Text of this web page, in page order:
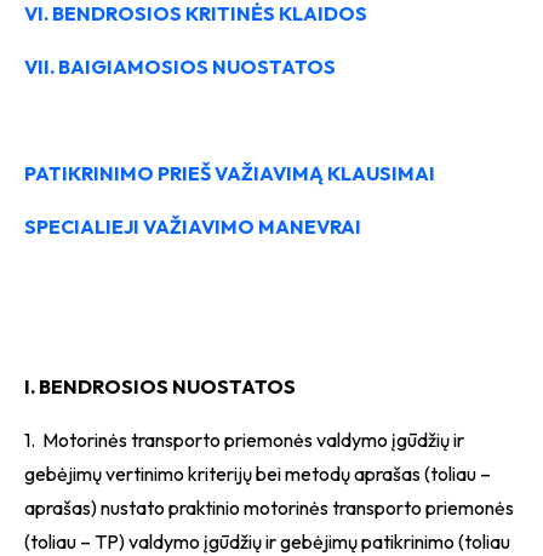
VI. BENDROSIOS KRITINĖS KLAIDOS
VII. BAIGIAMOSIOS NUOSTATOS
PATIKRINIMO PRIEŠ VAŽIAVIMĄ KLAUSIMAI
SPECIALIEJI VAŽIAVIMO MANEVRAI
I. BENDROSIOS NUOSTATOS
1. Motorinės transporto priemonės valdymo įgūdžių ir
gebėjimų vertinimo kriterijų bei metodų aprašas (toliau –
aprašas) nustato praktinio motorinės transporto priemonės
(toliau – TP) valdymo įgūdžių ir gebėjimų patikrinimo (toliau